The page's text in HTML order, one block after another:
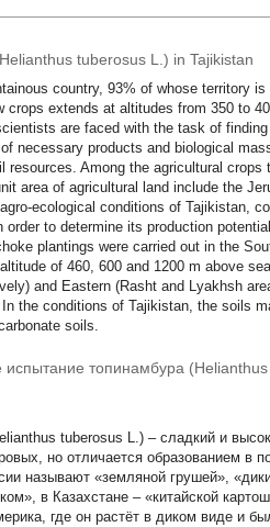
tuberosus L.) in Tajikistan
country, 93% of whose territory
extends at altitudes from 350 to
are faced with the task of
necessary products and biological
Among the agricultural crops
area of agricultural land include the
ecological conditions of Tajikistan,
to determine its production
plantings were carried out in the
of 460, 600 and 1200 m above
and Eastern (Rasht and Lyakhsh
the conditions of Tajikistan, the soils
soils.
испытание топинамбура
tuberosus L.) – сладкий и
но отличается образованием в
называют «земляной грушей»,
в Казахстане – «китайской
где он растёт в диком виде и